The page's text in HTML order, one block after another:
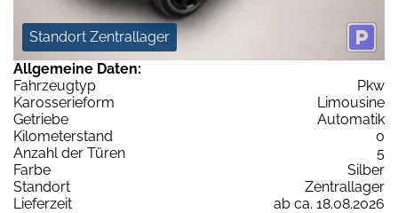
Standort Zentrallager
Allgemeine Daten:
Fahrzeugtyp
Pkw
Karosserieform
Limousine
Getriebe
Automatik
Kilometerstand
0
Anzahl der Türen
5
Farbe
Silber
Standort
Zentrallager
Lieferzeit
ab ca. 18.08.2026